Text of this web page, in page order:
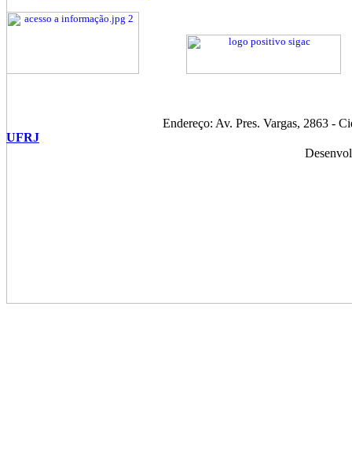
Endereço: Av. Pres. Vargas, 2863 -
UFRJ